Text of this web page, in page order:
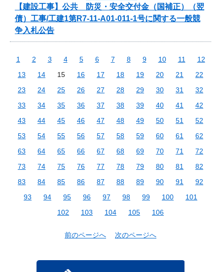
【建設工事】公共 防災・安全交付金（国補正）（翌
債）工事/工建1第R7-11-A01-011-1号に関する一般競
争入札公告
1 2 3 4 5 6 7 8 9 10 11
12
13
14 15 16 17 18 19 20 21
22
23
24 25 26 27 28 29 30 31
32
33
34 35 36 37 38 39 40 41
42
43
44 45 46 47 48 49 50 51
52
53
54 55 56 57 58 59 60 61
62
63
64 65 66 67 68 69 70 71
72
73
74 75 76 77 78 79 80 81
82
83
84 85 86 87 88 89 90 91
92
93
94 95 96 97 98 99 100
101
102
103 104 105 106
前のページへ 次のページへ